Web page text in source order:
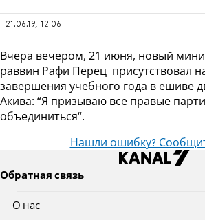
21.06.19, 12:06
Вчера вечером, 21 июня, новый
раввин Рафи Перец присутствовал
завершения учебного года в ешиве
Акива: “Я призываю все правые
объединиться“.
Нашли ошибку?
Обратная связь
О нас